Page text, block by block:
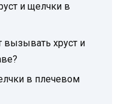
и щелчки в
вызывать хруст и
в плечевом